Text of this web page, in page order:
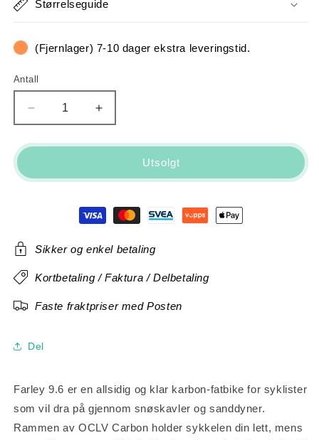
Størrelseguide
(Fjernlager) 7-10 dager ekstra leveringstid.
Antall
Antall
antallet
for
Øk
antallet
for
Utsolgt
Sikker og enkel betaling
Kortbetaling / Faktura / Delbetaling
Faste fraktpriser med Posten
Del
Farley 9.6 er en allsidig og klar karbon-fatbike for syklister
som vil dra på gjennom snøskavler og sanddyner.
Rammen av OCLV Carbon holder sykkelen din lett, mens